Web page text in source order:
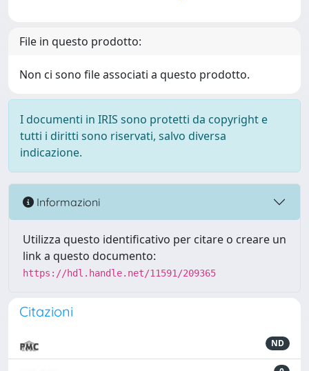
File in questo prodotto:
Non ci sono file associati a questo prodotto.
I documenti in IRIS sono protetti da copyright e
tutti i diritti sono riservati, salvo diversa
indicazione.
Informazioni
Utilizza questo identificativo per citare o creare un
link a questo documento:
https://hdl.handle.net/11591/209365
Citazioni
ND